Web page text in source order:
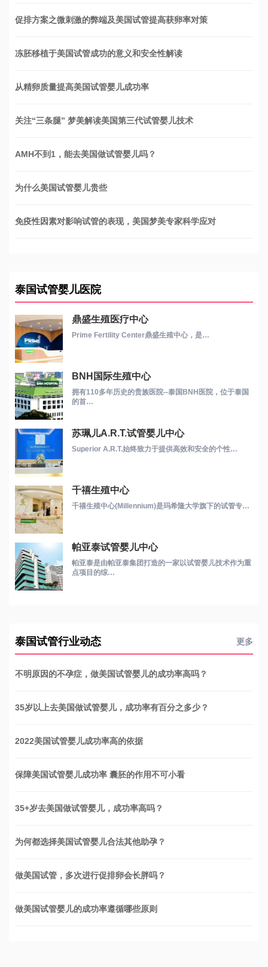
促排方案之微刺激的弊端及美国试管提高获卵率对策
冻胚移植于美国试管成功的意义和安全性解读
从精卵质量提高美国试管婴儿成功率
关注“三条腿” 梦美解读美国第三代试管婴儿技术
AMH不到1，能去美国做试管婴儿吗？
为什么美国试管婴儿贵些
免疫性因素对影响试管的表现，美国梦美专家科学应对
泰国试管婴儿医院
鼎盛生殖医疗中心
Prime Fertility Center鼎盛生殖中心，是…
BNH国际生殖中心
拥有110多年历史的贵族医院--泰国BNH医院，位于泰国
的首…
苏珮儿A.R.T.试管婴儿中心
Superior A.R.T.始终致力于提供高效和安全的个性…
千禧生殖中心
千禧生殖中心(Millennium)是玛希隆大学旗下的试管专…
帕亚泰试管婴儿中心
帕亚泰是由帕亚泰集团打造的一家以试管婴儿技术作为重
点项目的综…
泰国试管行业动态 更多
不明原因的不孕症，做美国试管婴儿的成功率高吗？
35岁以上去美国做试管婴儿，成功率有百分之多少？
2022美国试管婴儿成功率高的依据
保障美国试管婴儿成功率 囊胚的作用不可小看
35+岁去美国做试管婴儿，成功率高吗？
为何都选择美国试管婴儿合法其他助孕？
做美国试管，多次进行促排卵会长胖吗？
做美国试管婴儿的成功率遵循哪些原则